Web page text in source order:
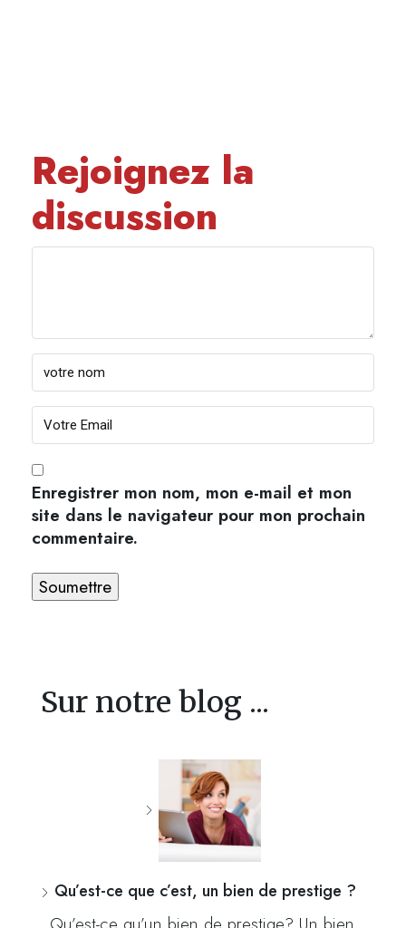
Rejoignez la
discussion
Enregistrer mon nom, mon e-mail et mon
site dans le navigateur pour mon prochain
commentaire.
Sur notre blog ...
Qu’est-ce que c’est, un bien de prestige ?